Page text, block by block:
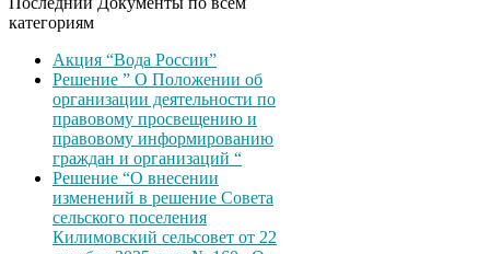
категориям
Акция “Вода России”
Решение ” О Положении об
организации деятельности по
правовому просвещению и
правовому информированию
граждан и организаций “
Решение “О внесении
изменений в решение Совета
сельского поселения
Килимовский сельсовет от 22